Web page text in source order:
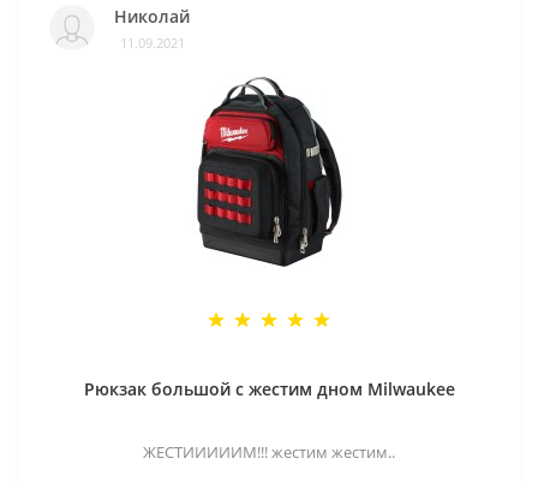
Николай
11.09.2021
Рюкзак большой с жестим дном Milwaukee
ЖЕСТИИИИИМ!!! жестим жестим..